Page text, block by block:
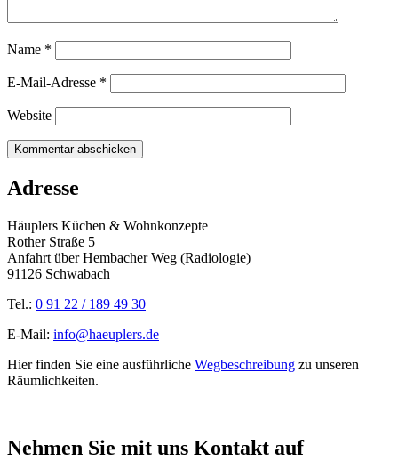
Name *
E-Mail-Adresse *
Website
Adresse
Häuplers Küchen & Wohnkonzepte
Rother Straße 5
Anfahrt über Hembacher Weg (Radiologie)
91126 Schwabach
Tel.: 0 91 22 / 189 49 30
E-Mail: info@haeuplers.de
Hier finden Sie eine ausführliche Wegbeschreibung zu unseren
Räumlichkeiten.
Nehmen Sie mit uns Kontakt auf